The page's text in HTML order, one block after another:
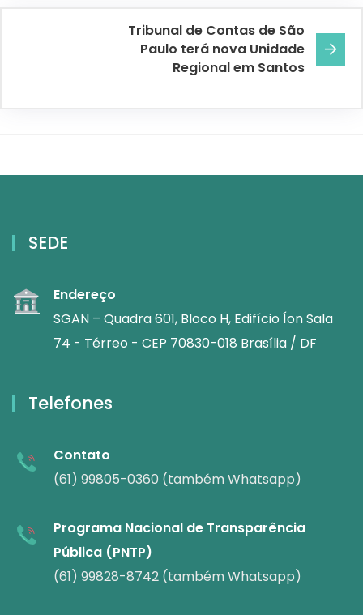
Tribunal de Contas de São
Paulo terá nova Unidade
Regional em Santos
SEDE
Endereço
SGAN – Quadra 601, Bloco H, Edifício Íon Sala
74 - Térreo - CEP 70830-018 Brasília / DF
Telefones
Contato
(61) 99805-0360 (também Whatsapp)
Programa Nacional de Transparência
Pública (PNTP)
(61) 99828-8742 (também Whatsapp)